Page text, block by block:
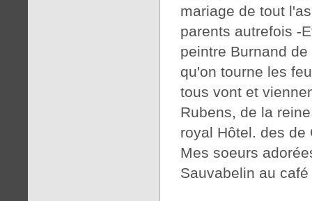
mariage de tout
parents autrefois -
peintre Burnand
qu'on tourne les
tous vont et
Rubens, de la
royal Hôtel. des de
Mes soeurs
Sauvabelin au